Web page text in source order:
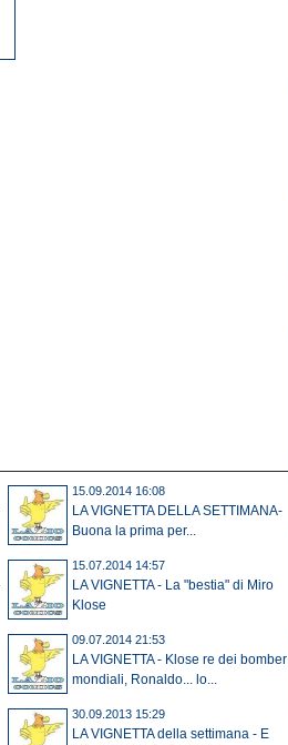
15.09.2014 16:08
LA VIGNETTA DELLA SETTIMANA-
Buona la prima per...
15.07.2014 14:57
LA VIGNETTA - La "bestia" di Miro
Klose
09.07.2014 21:53
LA VIGNETTA - Klose re dei bomber
mondiali, Ronaldo... lo...
30.09.2013 15:29
LA VIGNETTA della settimana - E